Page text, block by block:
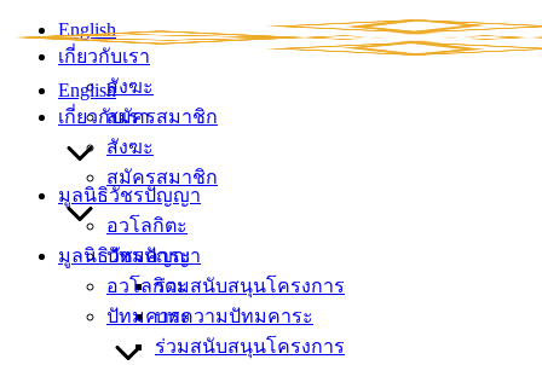
Skip
content
English
เกี่ยวกับเรา
สังฆะ
สมัครสมาชิก
มูลนิธิวัชรปัญญา
อวโลกิตะ
ปัทมคาระ
ร่วมสนับสนุนโครงการ
English
เกี่ยวกับเรา
สังฆะ
สมัครสมาชิก
มูลนิธิวัชรปัญญา
อวโลกิตะ
ปัทมคาระ
ร่วมสนับสนุนโครงการ
บทความปัทมคาระ